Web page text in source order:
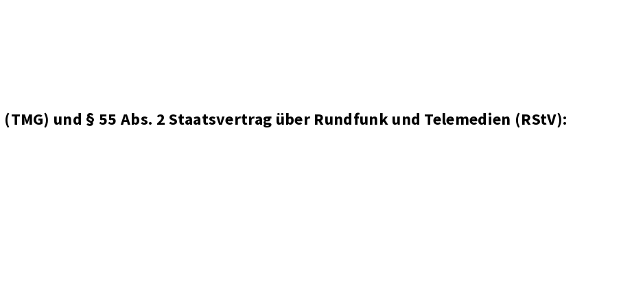
und § 55 Abs. 2 Staatsvertrag über Rundfunk und Telemedien (RStV):